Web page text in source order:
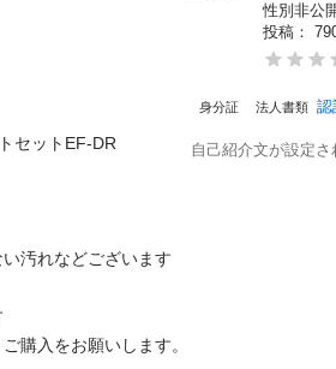
セットEF-DR
汚れなどございます
購入をお願いします。
性別非公
投稿：
身分証 法人書類 認
自己紹介文が設定さ